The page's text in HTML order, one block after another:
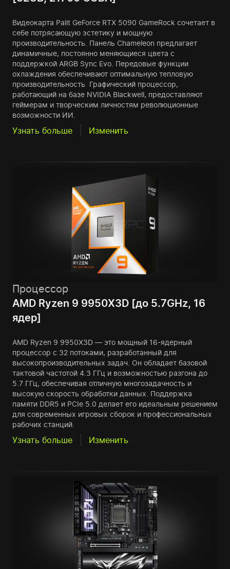
Видеокарта Palit GeForce RTX 5090 GameRock сочетает в
себе потрясающую эстетику и мощную
производительность. Панель Chameleon предлагает
динамичные, постоянно меняющиеся цвета с
поддержкой ARGB Sync Evo. Передовые функции
охлаждения обеспечивают оптимальную тепловую
производительность Графический процессор,
работающий на базе NVIDIA Blackwell, предоставляют
геймерам и творческим личностям революционные
возможности ИИ.
Узнать больше Изменить
Процессор
AMD Ryzen 9 9950X3D [до 5.7GHz, 16
ядер]
AMD Ryzen 9 9950X3D — это мощный 16-ядерный
процессор с 32 потоками, разработанный для
высокопроизводительных задач. Он обладает базовой
тактовой частотой 4.3 ГГц и возможностью разгона до
5.7 ГГц, обеспечивая отличную многозадачность и
высокую скорость обработки данных. Поддержка
памяти DDR5 и PCIe 5.0 делает его идеальным решением
для современных игровых сборок и профессиональных
рабочих станций.
Узнать больше Изменить